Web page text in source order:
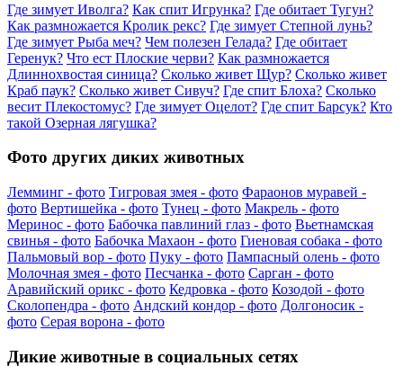
Где зимует Иволга? Как спит Игрунка? Где обитает Тугун?
Как размножается Кролик рекс? Где зимует Степной лунь?
Где зимует Рыба меч? Чем полезен Гелада? Где обитает
Геренук? Что ест Плоские черви? Как размножается
Длиннохвостая синица? Сколько живет Щур? Сколько живет
Краб паук? Сколько живет Сивуч? Где спит Блоха? Сколько
весит Плекостомус? Где зимует Оцелот? Где спит Барсук? Кто
такой Озерная лягушка?
Фото других диких животных
Лемминг - фото Тигровая змея - фото Фараонов муравей -
фото Вертишейка - фото Тунец - фото Макрель - фото
Меринос - фото Бабочка павлиний глаз - фото Вьетнамская
свинья - фото Бабочка Махаон - фото Гиеновая собака - фото
Пальмовый вор - фото Пуку - фото Пампасный олень - фото
Молочная змея - фото Песчанка - фото Сарган - фото
Аравийский орикс - фото Кедровка - фото Козодой - фото
Сколопендра - фото Андский кондор - фото Долгоносик -
фото Серая ворона - фото
Дикие животные в социальных сетях